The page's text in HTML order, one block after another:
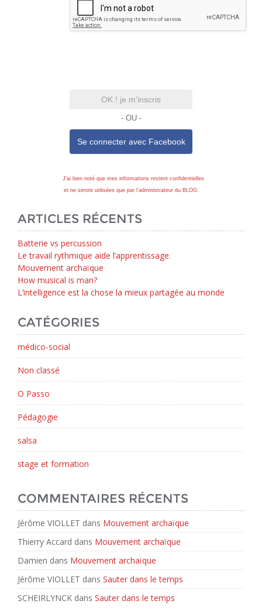
OK ! je m'inscris
- OU -
Se connecter avec Facebook
J'ai bien noté que mes informations restent confidentielles
et ne seront utilisées que par l'administrateur du BLOG.
ARTICLES RÉCENTS
Batterie vs percussion
Le travail rythmique aide l’apprentissage.
Mouvement archaïque
How musical is man?
L’intelligence est la chose la mieux partagée au monde
CATÉGORIES
médico-social
Non classé
O Passo
Pédagogie
salsa
stage et formation
COMMENTAIRES RÉCENTS
Jérôme VIOLLET dans Mouvement archaïque
Thierry Accard dans Mouvement archaïque
Damien dans Mouvement archaïque
Jérôme VIOLLET dans Sauter dans le temps
SCHEIRLYNCK dans Sauter dans le temps